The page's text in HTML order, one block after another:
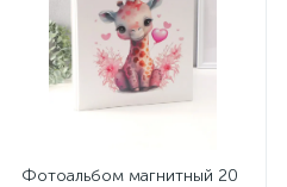
Фотоальбом магнитный 20